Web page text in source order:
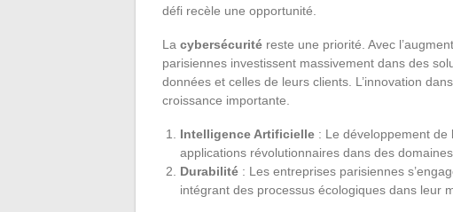
défi recèle une opportunité.
La cybersécurité reste une priorité. Avec
parisiennes investissent massivement dans des
données et celles de leurs clients. L’innovation
croissance importante.
Intelligence Artificielle : Le développement de
applications révolutionnaires dans des
Durabilité : Les entreprises parisiennes
intégrant des processus écologiques dans leur